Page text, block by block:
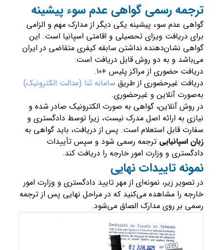
ترجمه رسمی گواهی عدم سوء پیشینه
گواهی عدم سوء پیشینه یکی دیگر از مدارک مهم و الزامی
برای دریافت ویزای تحصیلی و اقامتی اسپانیا است. این
گواهی نشان‌دهنده نداشتن سابقه کیفری متقاضی در ایران
می‌باشد و به دو روش قابل دریافت است:
دریافت حضوری از مراکز پلیس +۱۰.
دریافت غیرحضوری از طریق سامانه ثنا (عدالت الکترونیک)
به‌صورت آنلاین و غیرحضوری.
در روش آنلاین، گواهی به صورت الکترونیک صادر شده و
نیازی به ارائه اصل مدرک نیست، زیرا توسط دادگستری و
سفارت قابل استعلام است. پس از دریافت، باید گواهی به
زبان اسپانیایی ترجمه رسمی شود و سپس تأییدات
دادگستری و وزارت امور خارجه را دریافت کند.
نمونه تاییدات نهایی
در تصویر زیر، نمونه‌ای از مهر تایید دادگستری و وزارت امور
خارجه را مشاهده می‌کنید که در مراحل نهایی پس از ترجمه
رسمی بر روی مدارک الصاق می‌شود.